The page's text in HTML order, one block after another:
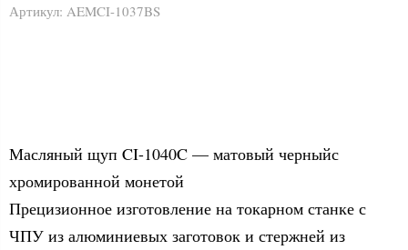
Артикул: AEMCI-1037BS
Масляный щуп CI-1040C — матовый черныйс
хромированной монетой
Прецизионное изготовление на токарном станке с
ЧПУ из алюминиевых заготовок и стержней из